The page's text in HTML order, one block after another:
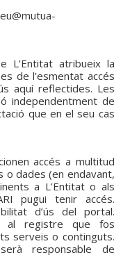
L’Entitat atribueix la
de l’esmentat accés
aquí reflectides. Les
independentment de
que en el seu cas
accés a multitud
o dades (en endavant,
a L’Entitat o als
pugui tenir accés.
d’ús del portal.
al registre que fos
serveis o continguts.
responsable de